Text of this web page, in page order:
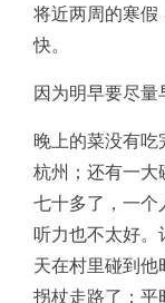
将近两周的寒假
快。
因为明早要尽量
晚上的菜没有吃
杭州；还有一
七十多了，一个
听力也不太好
天在村里碰到
拐杖走路了；平